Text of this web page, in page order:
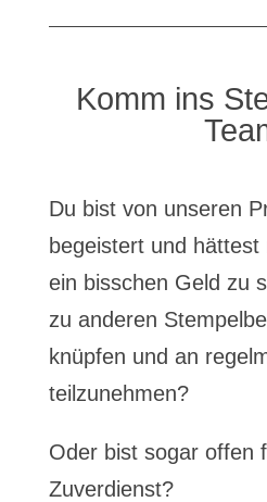
Komm ins
Du bist von unseren
begeistert und hättest
ein bisschen Geld zu
zu anderen
knüpfen und an
teilzunehmen?
Oder bist sogar offen
Zuverdienst?